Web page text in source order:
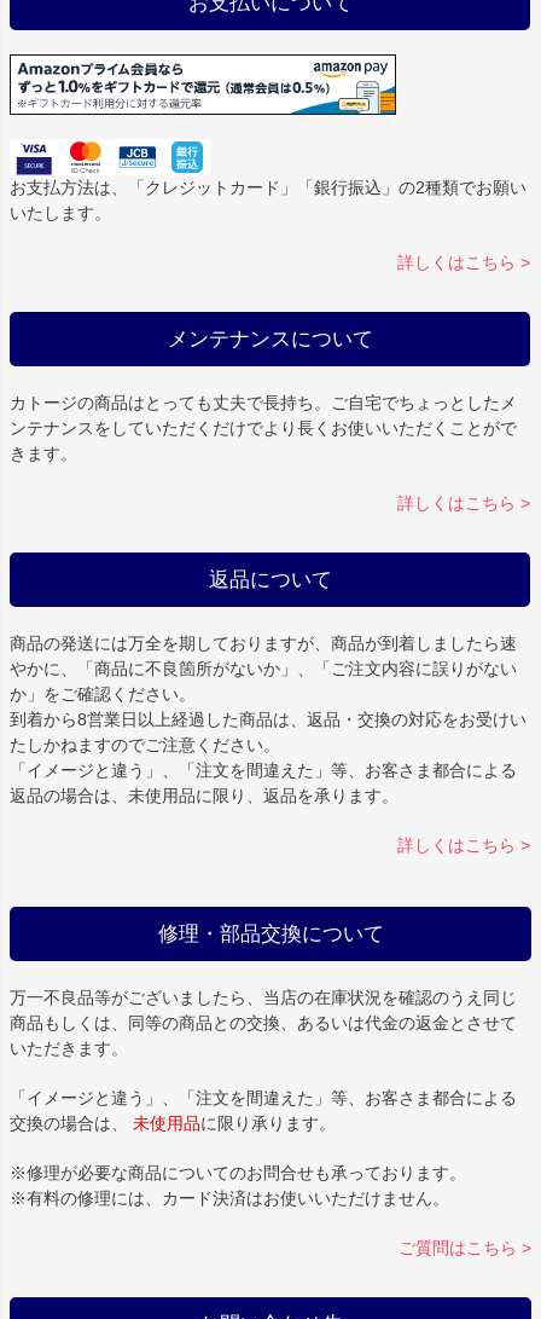
お支払方法は、「クレジットカード」「銀行振込」の2種類でお願い
いたします。
詳しくはこちら >
メンテナンスについて
カトージの商品はとっても丈夫で長持ち。ご自宅でちょっとしたメ
ンテナンスをしていただくだけでより長くお使いいただくことがで
きます。
詳しくはこちら >
返品について
商品の発送には万全を期しておりますが、商品が到着しましたら速
やかに、「商品に不良箇所がないか」、「ご注文内容に誤りがない
か」をご確認ください。
到着から8営業日以上経過した商品は、返品・交換の対応をお受けい
たしかねますのでご注意ください。
「イメージと違う」、「注文を間違えた」等、お客さま都合による
返品の場合は、未使用品に限り、返品を承ります。
詳しくはこちら >
修理・部品交換について
万一不良品等がございましたら、当店の在庫状況を確認のうえ同じ
商品もしくは、同等の商品との交換、あるいは代金の返金とさせて
いただきます。
「イメージと違う」、「注文を間違えた」等、お客さま都合による
交換の場合は、 未使用品に限り承ります。
※修理が必要な商品についてのお問合せも承っております。
※有料の修理には、カード決済はお使いいただけません。
ご質問はこちら >